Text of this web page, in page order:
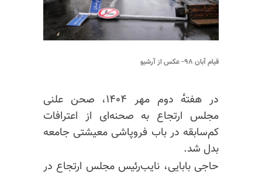
قیام آبان ۹۸- عکس از آرشیو
در هفته‌ٔ دوم مهر ۱۴۰۴، صحن علنی
مجلس ارتجاع به صحنه‌ای از اعترافات
کم‌سابقه در باب فروپاشی معیشتی جامعه
بدل شد.
حاجی بابایی، نایب‌رئیس مجلس ارتجاع در